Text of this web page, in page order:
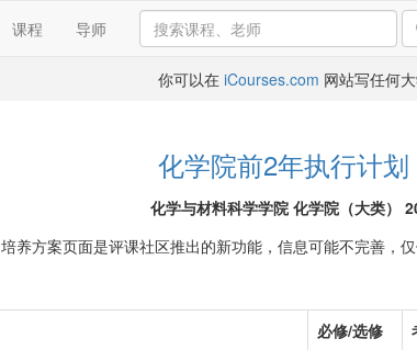
课程 导师
你可以在 iCourses.com 网站写任何
化学院前2年执行计划
化学与材料科学学院 化学院（大类）
培养方案页面是评课社区推出的新功能，信息可能不完善，
必修/选修